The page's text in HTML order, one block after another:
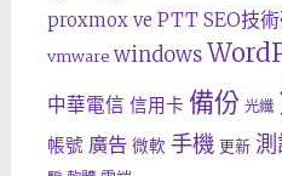
proxmox ve PTT SEO技
vmware windows
中華電信 信用卡 備份 光纖
帳號 廣告 微軟 手機 更新